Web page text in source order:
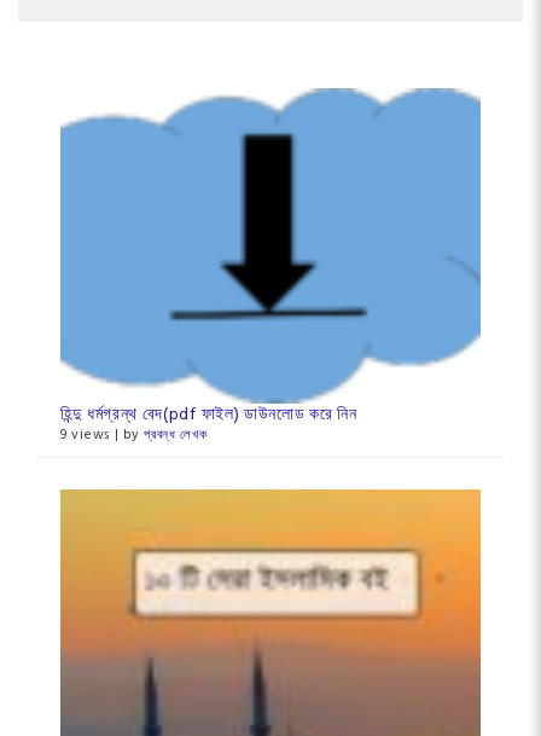
হিন্দু ধর্মগ্রন্থ বেদ(pdf ফাইল) ডাউনলোড করে নিন
9 views | byপ্রবন্ধ লেখক